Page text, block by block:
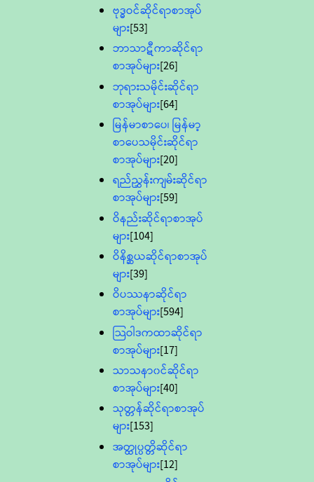
ဗုဒ္ဓဝင်ဆိုင်ရာစာအုပ်
များ[53]
ဘာသာဋီကာဆိုင်ရာ
စာအုပ်များ[26]
ဘုရားသမိုင်းဆိုင်ရာ
စာအုပ်များ[64]
မြန်မာစာပေ၊ မြန်မာ့
စာပေသမိုင်းဆိုင်ရာ
စာအုပ်များ[20]
ရည်ညွှန်းကျမ်းဆိုင်ရာ
စာအုပ်များ[59]
ဝိနည်းဆိုင်ရာစာအုပ်
များ[104]
ဝိနိစ္ဆယဆိုင်ရာစာအုပ်
များ[39]
ဝိပဿနာဆိုင်ရာ
စာအုပ်များ[594]
သြဝါဒကထာဆိုင်ရာ
စာအုပ်များ[17]
သာသနာ၀င်ဆိုင်ရာ
စာအုပ်များ[40]
သုတ္တန်ဆိုင်ရာစာအုပ်
များ[153]
အတ္ထုပ္ပတ္တိဆိုင်ရာ
စာအုပ်များ[12]